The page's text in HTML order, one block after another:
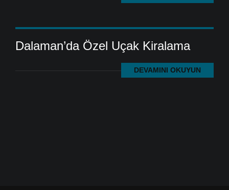
Dalaman’da Özel Uçak Kiralama
DEVAMINI OKUYUN